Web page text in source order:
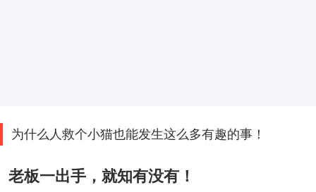
为什么人救个小猫也能发生这么多有趣的事！
老板一出手，就知有没有！